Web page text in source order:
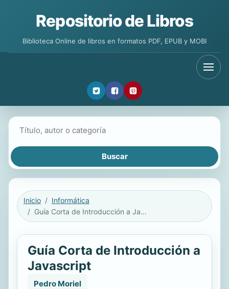
Repositorio de Libros
Biblioteca Online de libros en formatos PDF, EPUB y MOBI
Inicio
Informática
Guía Corta de Introducción a Javascript
Guía Corta de Introducción a
Javascript
Pedro Moriel